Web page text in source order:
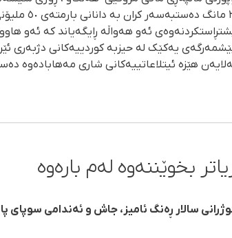
٣ مانگ
ئەو هەواڵە ڕایگەیاند کە ئەو
هێزە ئیتلاعاتییەکانی شاری مەهابادەوە
بخوێننەوە لەم بارەوە
سالار ڕەنگ ئامیز، جاش و ئەندامی سوپای